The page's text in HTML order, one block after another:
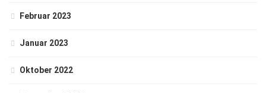
Februar 2023
Januar 2023
Oktober 2022